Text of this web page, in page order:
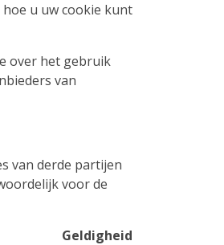
u uw cookie kunt
over het gebruik
van
van derde partijen
voor de
Geldigheid